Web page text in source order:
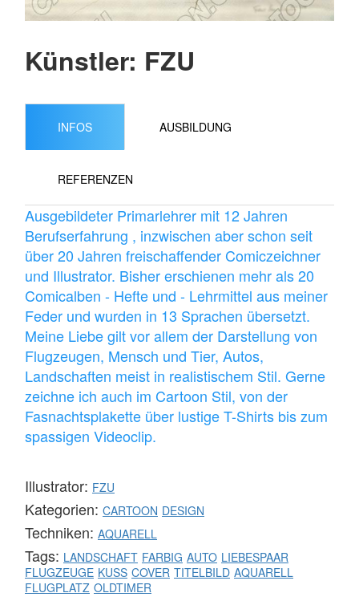
Künstler: FZU
INFOS AUSBILDUNG
REFERENZEN
Ausgebildeter Primarlehrer mit 12 Jahren
Berufserfahrung , inzwischen aber schon seit
über 20 Jahren freischaffender Comiczeichner
und Illustrator. Bisher erschienen mehr als 20
Comicalben - Hefte und - Lehrmittel aus meiner
Feder und wurden in 13 Sprachen übersetzt.
Meine Liebe gilt vor allem der Darstellung von
Flugzeugen, Mensch und Tier, Autos,
Landschaften meist in realistischem Stil. Gerne
zeichne ich auch im Cartoon Stil, von der
Fasnachtsplakette über lustige T-Shirts bis zum
spassigen Videoclip.
Illustrator: FZU
Kategorien: CARTOON DESIGN
Techniken: AQUARELL
Tags: LANDSCHAFT FARBIG AUTO LIEBESPAAR
FLUGZEUGE KUSS COVER TITELBILD AQUARELL
FLUGPLATZ OLDTIMER